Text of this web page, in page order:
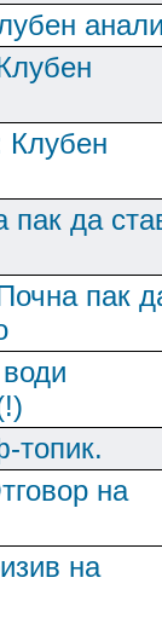
Клубен
пак да
пак
топик.
на
на